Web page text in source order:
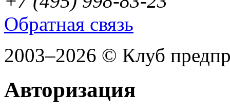
Обратная связь
2003–2026 © Клуб
Авторизация